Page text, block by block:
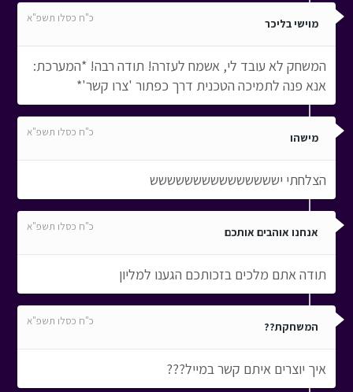
מוישי בליכר כ"ח כסלו תשפ"א
המשחק לא עובד לי, אשמח לעזרה! תודה רבה! *המערכת:
אנא פנה לתמיכה הטכנית דרך כפתור 'צרו קשר'*
מישהו כ"ח כסלו תשפ"א
הצלחתי יששששששששששששששש
אנחנו אוהבים אותכם כ"ח כסלו תשפ"א
תודה אתם מלכים בזכותכם הגענו למליון
המשחקת?? כ"ח כסלו תשפ"א
איך יוצרים איתם קשר במייל???